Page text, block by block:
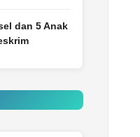
dan 5 Anak